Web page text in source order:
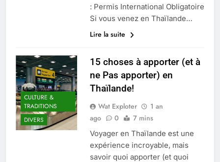
: Permis International Obligatoire
Si vous venez en Thaïlande…
Lire la suite
CULTURE &
TRADITIONS
DIVERS
15 choses à apporter (et à
ne Pas apporter) en
Thaïlande!
Wat Exploter
1 an
ago
0 7 mins
Voyager en Thaïlande est une
expérience incroyable, mais
savoir quoi apporter (et quoi